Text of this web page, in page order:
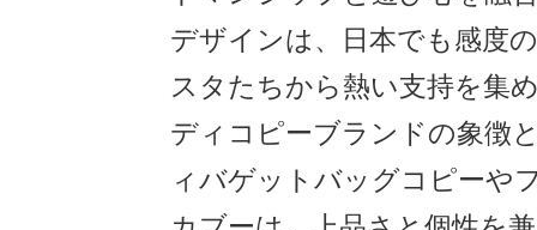
デザインは、日本でも感度
スタたちから熱い支持を集
ディコピーブランドの象徴
ィバゲットバッグコピーや